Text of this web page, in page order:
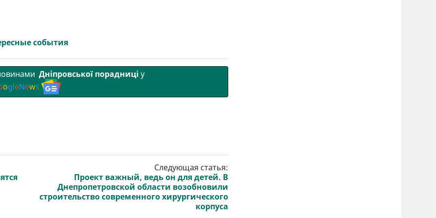
события
Дніпровської порадниці у
ogleNews
Следующая статья:
Проект важный, ведь он для детей. В
Днепропетровской области возобновили
строительство современного хирургического
корпуса